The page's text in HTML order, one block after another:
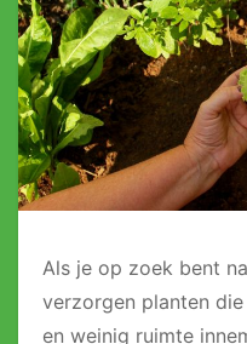
Als je op zoek bent
verzorgen planten
en weinig ruimte